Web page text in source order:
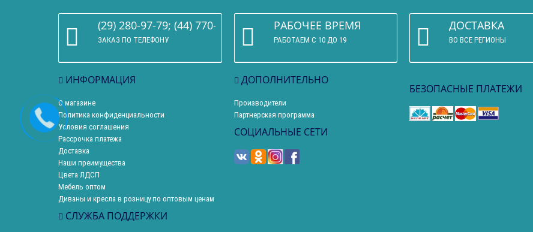
(29) 280-97-79; (44) 770-86-68
ЗАКАЗ ПО ТЕЛЕФОНУ
РАБОЧЕЕ ВРЕМЯ
РАБОТАЕМ С 10 ДО 19
ДОСТАВКА
ВО ВСЕ РЕГИОНЫ
ИНФОРМАЦИЯ
О магазине
Политика конфиденциальности
Условия соглашения
Рассрочка платежа
Доставка
Наши преимущества
Цвета ЛДСП
Мебель оптом
Диваны и кресла в розницу по оптовым ценам
СЛУЖБА ПОДДЕРЖКИ
ДОПОЛНИТЕЛЬНО
Производители
Партнерская программа
СОЦИАЛЬНЫЕ СЕТИ
БЕЗОПАСНЫЕ ПЛАТЕЖИ